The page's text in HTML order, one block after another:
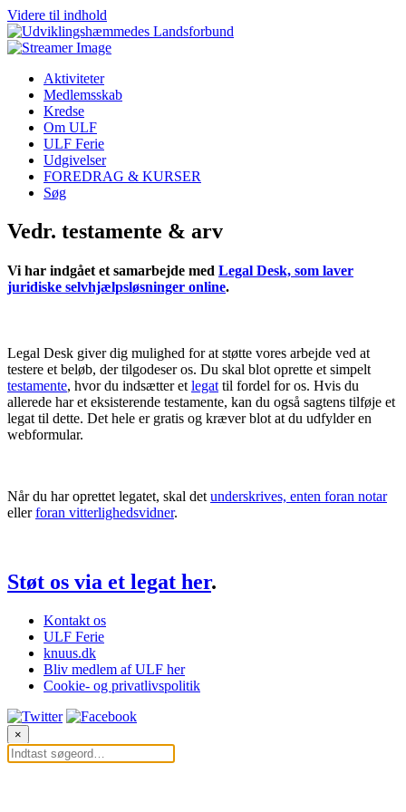
Videre til indhold
Aktiviteter
Medlemsskab
Kredse
Om ULF
ULF Ferie
Udgivelser
FOREDRAG & KURSER
Søg
Vedr. testamente & arv
Vi har indgået et samarbejde med Legal Desk, som laver
juridiske selvhjælpsløsninger online.
Legal Desk giver dig mulighed for at støtte vores arbejde ved at
testere et beløb, der tilgodeser os. Du skal blot oprette et simpelt
testamente, hvor du indsætter etlegattil fordel for os. Hvis du
allerede har et eksisterende testamente, kan du også sagtens tilføje et
legat til dette. Det hele er gratis og kræver blot at du udfylder en
webformular.
Når du har oprettet legatet, skal detunderskrives, enten foran notar
ellerforan vitterlighedsvidner.
Støt os via et legat her.
Kontakt os
ULF Ferie
knuus.dk
Bliv medlem af ULF her
Cookie- og privatlivspolitik
×